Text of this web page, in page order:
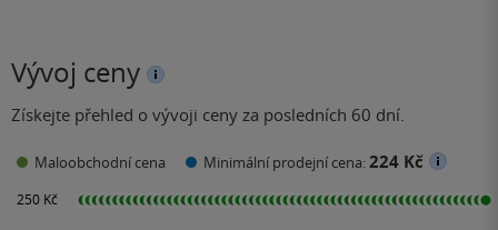
Vývoj ceny
Získejte přehled o vývoji ceny za posledních 60 dní.
Maloobchodní cena Minimální prodejní cena:224 Kč